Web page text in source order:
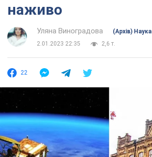
наживо
Уляна Виноградова
(Архів) Наука
2.01.2023 22:35
2,6 т.
22